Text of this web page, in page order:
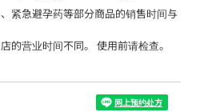
紧急避孕药等部分商品的销售时间与
的营业时间不同。 使用前请检查。
网上预约处方